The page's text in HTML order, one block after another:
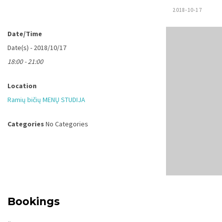
2018-10-17
Date/Time
Date(s) - 2018/10/17
18:00 - 21:00
Location
Ramių bičių MENŲ STUDIJA
Categories No Categories
Bookings